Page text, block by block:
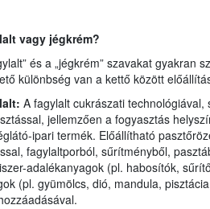
vagy jégkrém?
és a „jégkrém” szavakat gyakran
különbség van a kettő között
A fagylalt cukrászati technológiával,
jellemzően a fogyasztás
ipari termék. Előállítható
fagylaltporból, sűrítményből,
adalékanyagok (pl. habosítók,
(pl. gyümölcs, dió, mandula,